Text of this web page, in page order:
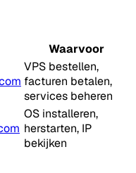
Waarvoor
VPS bestellen,
facturen betalen,
services beheren
OS installeren,
herstarten, IP
bekijken